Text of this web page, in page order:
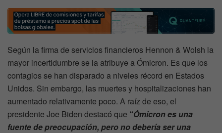
Según la firma de servicios financieros Hennon & Wolsh la
mayor incertidumbre se la atribuye a Ómicron. Es que los
contagios se han disparado a niveles récord en Estados
Unidos. Sin embargo, las muertes y hospitalizaciones han
aumentado relativamente poco. A raíz de eso, el
presidente Joe Biden destacó que “Ómicron es una
fuente de preocupación, pero no debería ser una